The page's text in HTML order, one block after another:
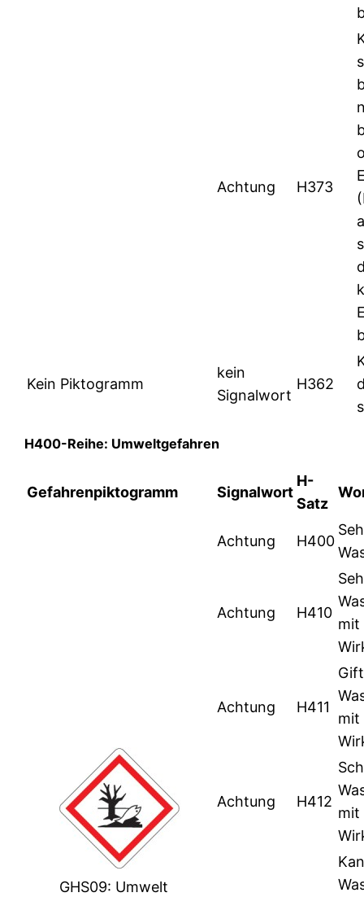
Achtung H373
Kein Piktogramm
kein
Signalwort
H362
H400-Reihe: Umweltgefahren
Gefahrenpiktogramm Signalwort
H-
Satz
GHS09: Umwelt
Achtung H400
Achtung H410
mit
Achtung H411
mit
Achtung H412
mit